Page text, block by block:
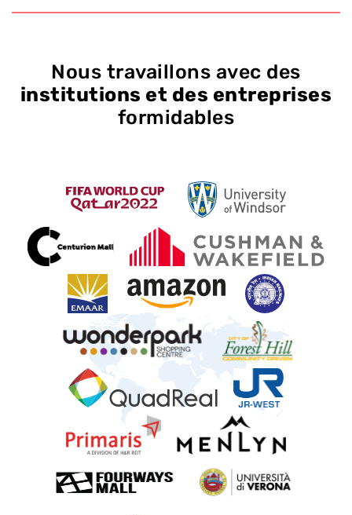
Nous travaillons avec des
institutions et des entreprises
formidables